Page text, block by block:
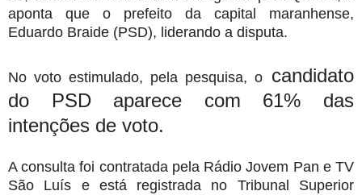
aponta que o prefeito da capital maranhense,
Eduardo Braide (PSD), liderando a disputa.
No voto estimulado, pela pesquisa, o candidato
do PSD aparece com 61% das
intenções de voto.
A consulta foi contratada pela Rádio Jovem Pan e TV
São Luís e está registrada no Tribunal Superior